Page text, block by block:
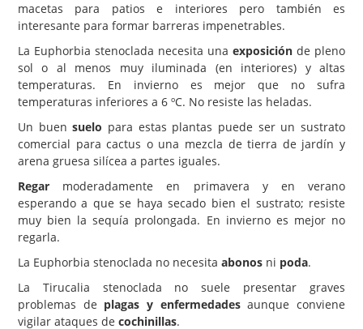
macetas para patios e interiores pero también es
interesante para formar barreras impenetrables.
La Euphorbia stenoclada necesita una exposición de pleno
sol o al menos muy iluminada (en interiores) y altas
temperaturas. En invierno es mejor que no sufra
temperaturas inferiores a 6 ºC. No resiste las heladas.
Un buensuelo para estas plantas puede ser un sustrato
comercial para cactus o una mezcla de tierra de jardín y
arena gruesa silícea a partes iguales.
Regar moderadamente en primavera y en verano
esperando a que se haya secado bien el sustrato; resiste
muy bien la sequía prolongada. En invierno es mejor no
regarla.
La Euphorbia stenoclada no necesita abonos ni poda.
La Tirucalia stenoclada no suele presentar graves
problemas de plagas y enfermedadesaunque conviene
vigilar ataques de cochinillas.